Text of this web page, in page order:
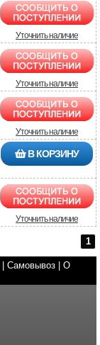
Уточнить наличие
Уточнить наличие
Уточнить наличие
В КОРЗИНУ
Уточнить наличие
1
Самовывоз
О